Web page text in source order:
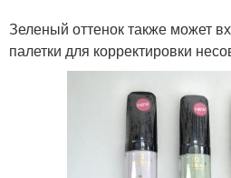
Зеленый оттенок также может
палетки для корректировки